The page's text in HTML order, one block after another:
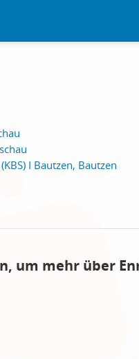
I Bautzen, Bautzen
um mehr über